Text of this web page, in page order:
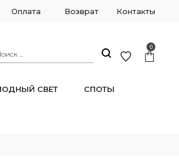
Оплата Возврат Контакты
0
СВЕТ СПОТЫ